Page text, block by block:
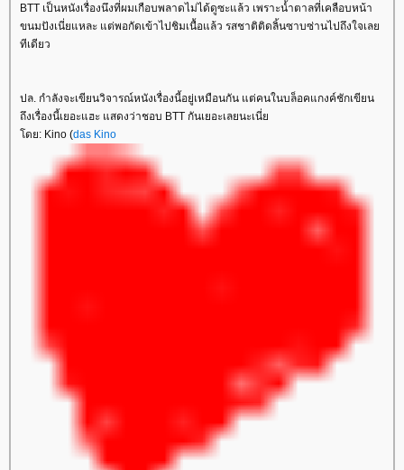
BTT เป็นหนังเรื่องนึงที่ผมเกือบพลาดไม่ได้ดูซะแล้ว เพราะน้ำตาลที่เคลือบหน้า
ขนมปังเนี่ยแหละ แต่พอกัดเข้าไปชิมเนื้อแล้ว รสชาติติดลิ้นซาบซ่านไปถึงใจเล
ทีเดียว
ปล. กำลังจะเขียนวิจารณ์หนังเรื่องนี้อยู่เหมือนกัน แต่คนในบล็อคแกงค์ชักเขียน
ถึงเรื่องนี้เยอะแฮะ แสดงว่าชอบ BTT กันเยอะเลยนะเนี่
ดย: Kino (das Kino